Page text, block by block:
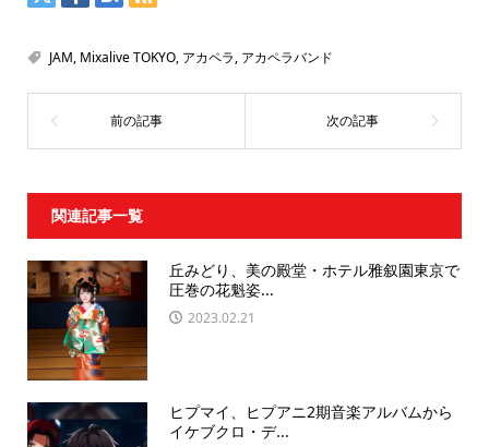
JAM, Mixalive TOKYO, アカペラ, アカペラバンド
関連記事一覧
丘みどり、美の殿堂・ホテル雅叙園東京で
圧巻の花魁姿...
2023.02.21
ヒプマイ、ヒプアニ2期音楽アルバムから
イケブクロ・デ...